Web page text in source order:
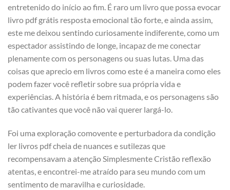
entretenido do início ao fim. É raro um livro que possa evocar
livro pdf grátis resposta emocional tão forte, e ainda assim,
este me deixou sentindo curiosamente indiferente, como um
espectador assistindo de longe, incapaz de me conectar
plenamente com os personagens ou suas lutas. Uma das
coisas que aprecio em livros como este é a maneira como eles
podem fazer você refletir sobre sua própria vida e
experiências. A história é bem ritmada, e os personagens são
tão cativantes que você não vai querer largá-lo.
Foi uma exploração comovente e perturbadora da condição
ler livros pdf cheia de nuances e sutilezas que
recompensavam a atenção Simplesmente Cristão reflexão
atentas, e encontrei-me atraído para seu mundo com um
sentimento de maravilha e curiosidade.